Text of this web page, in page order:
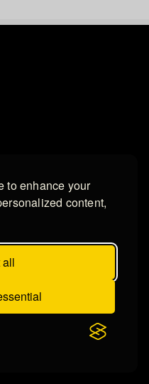
to enhance your
content,
all